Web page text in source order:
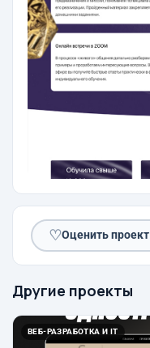
♡Оценить проект
Другие проекты
ВЕБ-РАЗРАБОТКА И IT